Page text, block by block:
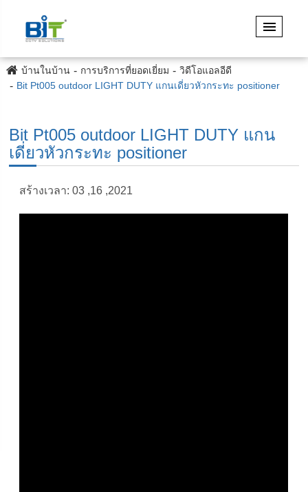
บ้านในบ้าน การบริการที่ยอดเยี่ยม
วิดีโอแอลอีดี
Bit Pt005 outdoor LIGHT DUTY แกนเดี่ยวหัวกระทะ positioner
Bit Pt005 outdoor LIGHT DUTY แกน
เดี่ยวหัวกระทะ positioner
สร้างเวลา: 03 ,16 ,2021